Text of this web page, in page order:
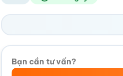
Bạn cần tư vấn?